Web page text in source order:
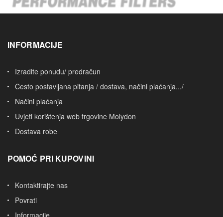
INFORMACIJE
Izradite ponudu/ predračun
Često postavljana pitanja / dostava, načini plaćanja.../
Načini plaćanja
Uvjeti korištenja web trgovine Molydon
Dostava robe
POMOĆ PRI KUPOVINI
Kontaktirajte nas
Povrati
Informacije